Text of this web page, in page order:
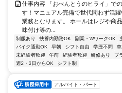
仕事内容 「おべんとうのヒライ」で
す！マニュアル完備で世代問わず活
業務となります。 ホールはレジや商
味付け等の...
制服あり 扶養内勤務OK 副業・WワークOK
バイク通勤OK
早朝 シフト自由 学歴不問
未経験者歓迎
午前 経験者歓迎 研修あり ブ
週2・3日からOK
シフト制
アルバイト・パート